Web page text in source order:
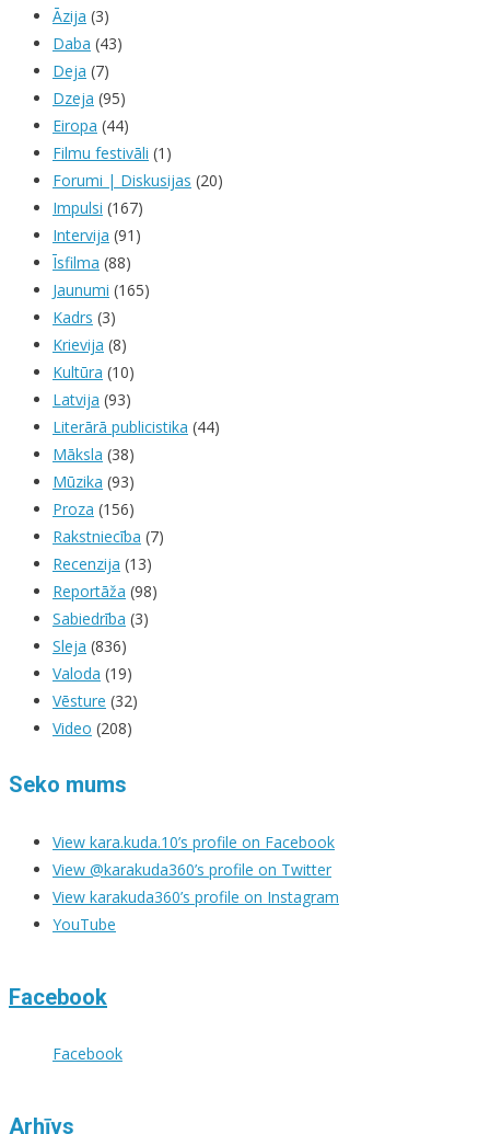
Āzija (3)
Daba (43)
Deja (7)
Dzeja (95)
Eiropa (44)
Filmu festivāli (1)
Forumi | Diskusijas (20)
Impulsi (167)
Intervija (91)
Īsfilma (88)
Jaunumi (165)
Kadrs (3)
Krievija (8)
Kultūra (10)
Latvija (93)
Literārā publicistika (44)
Māksla (38)
Mūzika (93)
Proza (156)
Rakstniecība (7)
Recenzija (13)
Reportāža (98)
Sabiedrība (3)
Sleja (836)
Valoda (19)
Vēsture (32)
Video (208)
Seko mums
View kara.kuda.10’s profile on Facebook
View @karakuda360’s profile on Twitter
View karakuda360’s profile on Instagram
YouTube
Facebook
Facebook
Arhīvs